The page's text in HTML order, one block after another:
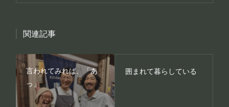
関連記事
言われてみれば、「あ
っ」
囲まれて暮らしている